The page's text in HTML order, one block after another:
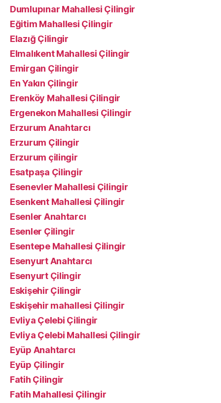
Dumlupınar Mahallesi Çilingir
Eğitim Mahallesi Çilingir
Elazığ Çilingir
Elmalıkent Mahallesi Çilingir
Emirgan Çilingir
En Yakın Çilingir
Erenköy Mahallesi Çilingir
Ergenekon Mahallesi Çilingir
Erzurum Anahtarcı
Erzurum Çilingir
Erzurum çilingir
Esatpaşa Çilingir
Esenevler Mahallesi Çilingir
Esenkent Mahallesi Çilingir
Esenler Anahtarcı
Esenler Çilingir
Esentepe Mahallesi Çilingir
Esenyurt Anahtarcı
Esenyurt Çilingir
Eskişehir Çilingir
Eskişehir mahallesi Çilingir
Evliya Çelebi Çilingir
Evliya Çelebi Mahallesi Çilingir
Eyüp Anahtarcı
Eyüp Çilingir
Fatih Çilingir
Fatih Mahallesi Çilingir